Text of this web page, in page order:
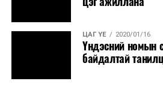
ЦАГ ҮЕ 2020/01/16
Үндэсний номын
байдалтай